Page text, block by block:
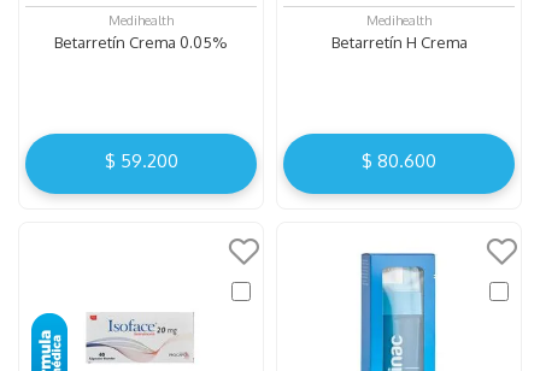
Medihealth
Betarretín Crema 0.05%
$ 59.200
Medihealth
Betarretín H Crema
$ 80.600